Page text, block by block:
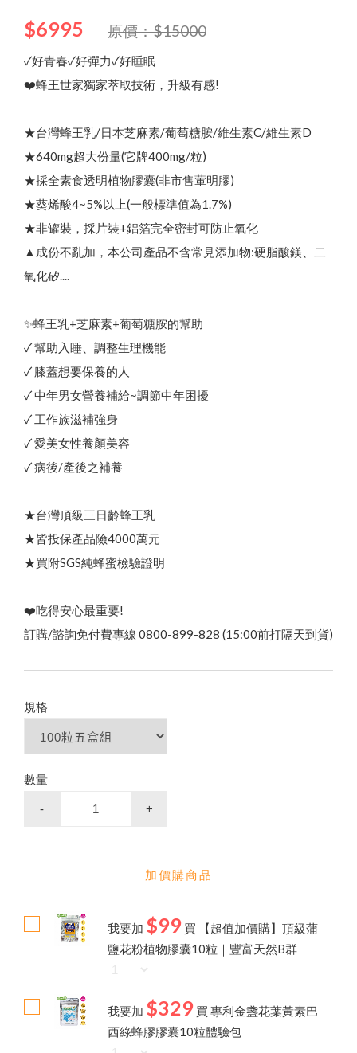
Menu
品牌故事
商品介紹
本
月
優
惠
｜
中
秋
蜂
送
禮
⚡
限
時
優
惠
開
跑
✦
活
動
至
9
/
3
0
熱
銷
N
o
.
1
頂
級
蜂
王
乳
+
日
本
芝
麻
素
✦
好
眠
養
顏
三日齡蜂王漿/純蜂王乳膠囊
綠蜂膠葉黃素 ✦ 美國實證專利配方
高
濃
度
巴
西
綠
蜂
膠
（
噴
劑
/
滴
劑
/
膠
囊
/
4
0
0
億
益
生
菌
）
100% 頂級蒲鹽蜂花粉
100% 台灣頂級純蜂蜜
養
生
黑
糖
/
冰
糖
磚
（
蜂
蜜
菊
花
/
桂
圓
紅
棗
薑
母
茶
最新優惠
食用說明
特約專區
問與答
聯絡我們
其他說明
貨幣轉換
Language中文
English
日文
한국어
$6995 原價：$15000
✓好青春✓好彈力✓好睡眠
❤️蜂王世家獨家萃取技術，升級有感!
★台灣蜂王乳/日本芝麻素/葡萄糖胺/維生素C/維生素D
★640mg超大份量(它牌400mg/粒)
★採全素食透明植物膠囊(非市售葷明膠)
★葵烯酸4~5%以上(一般標準值為1.7%)
★非罐裝，採片裝+鋁箔完全密封可防止氧化
▲成份不亂加，本公司產品不含常見添加物:硬脂酸鎂、二
氧化矽....
✨蜂王乳+芝麻素+葡萄糖胺的幫助
✓ 幫助入睡、調整生理機能
✓ 膝蓋想要保養的人
✓ 中年男女營養補給~調節中年困擾
✓ 工作族滋補強身
✓ 愛美女性養顏美容
✓ 病後/產後之補養
★台灣頂級三日齡蜂王乳
★皆投保產品險4000萬元
★買附SGS純蜂蜜檢驗證明
❤️吃得安心最重要!
訂購/諮詢免付費專線 0800-899-828 (15:00前打隔天到貨)
規格
數量
- +
加價購商品
我要加 $99 買
【超值加價購】頂級蒲
鹽花粉植物膠囊10粒｜豐富天然B群
我要加 $329 買 專利金盞花葉黃素巴
西綠蜂膠膠囊10粒體驗包